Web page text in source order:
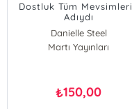
Dostluk Tüm
Adıydı
Danielle Steel
Martı Yayınları
₺150,00